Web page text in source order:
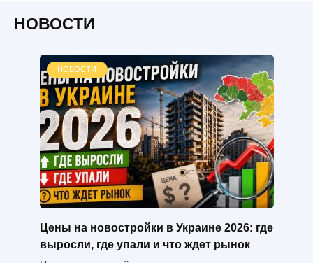
НОВОСТИ
НОВОСТИ
Цены на новостройки в Украине 2026: где
выросли, где упали и что ждет рынок